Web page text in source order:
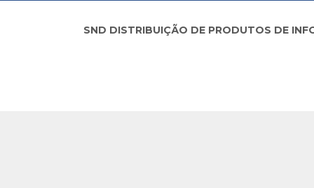
SND DISTRIBUIÇÃO DE PRODUTOS DE